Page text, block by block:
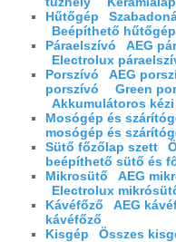
Hűtőgép
Beépíthető hűtőgép
Páraelszívó
AEG
Electrolux
Porszívó
AEG
porszívó
Green
Akkumulátoros
Mosógép és
mosógép és
Sütő főzőlap szett
beépíthető sütő és
Mikrosütő
AEG
Electrolux
Kávéfőző
AEG
kávéfőző
Kisgép
Összes